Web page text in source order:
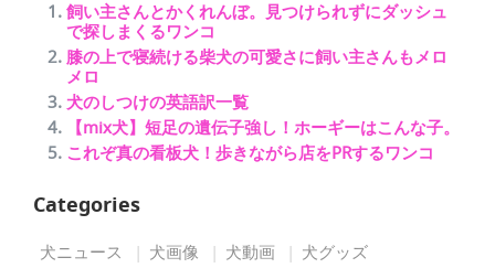
飼い主さんとかくれんぼ。見つけられずにダッシュ
で探しまくるワンコ
膝の上で寝続ける柴犬の可愛さに飼い主さんもメロ
メロ
犬のしつけの英語訳一覧
【mix犬】短足の遺伝子強し！ホーギーはこんな子。
これぞ真の看板犬！歩きながら店をPRするワンコ
Categories
犬ニュース 犬画像 犬動画 犬グッズ